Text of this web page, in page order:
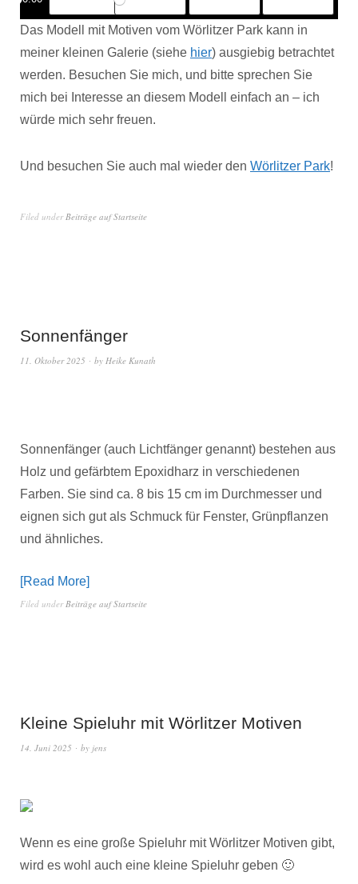
Mute Settings PIP
Enter
fullscreen
Das Modell mit Motiven vom Wörlitzer Park kann in
meiner kleinen Galerie (siehe hier) ausgiebig betrachtet
werden. Besuchen Sie mich, und bitte sprechen Sie
mich bei Interesse an diesem Modell einfach an – ich
würde mich sehr freuen.
Und besuchen Sie auch mal wieder den Wörlitzer Park!
Filed underBeiträge auf Startseite
Sonnenfänger
11. Oktober 2025 by Heike Kunath
Sonnenfänger (auch Lichtfänger genannt) bestehen aus
Holz und gefärbtem Epoxidharz in verschiedenen
Farben. Sie sind ca. 8 bis 15 cm im Durchmesser und
eignen sich gut als Schmuck für Fenster, Grünpflanzen
und ähnliches.
Read More
Filed underBeiträge auf Startseite
Kleine Spieluhr mit Wörlitzer Motiven
14. Juni 2025 by jens
Wenn es eine große Spieluhr mit Wörlitzer Motiven gibt,
wird es wohl auch eine kleine Spieluhr geben 🙂